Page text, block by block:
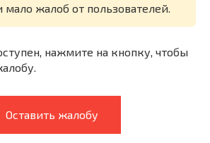
мало жалоб от пользователей.
нажмите на кнопку, чтобы
Оставить жалобу